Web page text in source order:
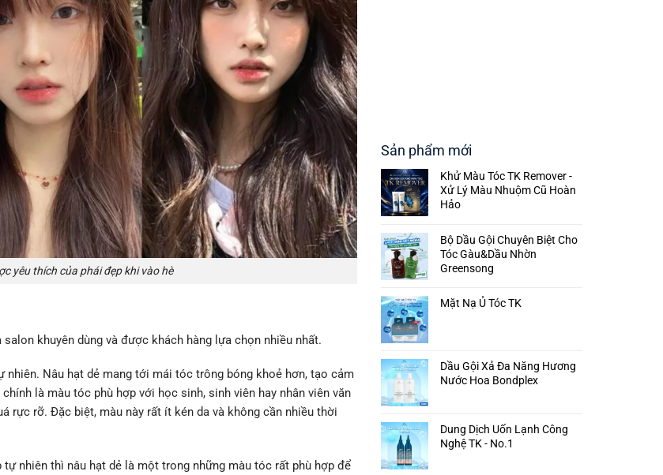
yêu thích của phái đẹp khi vào hè
khuyên dùng và được khách hàng lựa chọn nhiều nhất.
Nâu hạt dẻ mang tới mái tóc trông bóng khoẻ hơn, tạo cảm
là màu tóc phù hợp với học sinh, sinh viên hay nhân viên văn
rực rỡ. Đặc biệt, màu này rất ít kén da và không cần nhiều thời
nhiên thì nâu hạt dẻ là một trong những màu tóc rất phù hợp để
Sản phẩm mới
Khử Màu Tóc TK Remover -
Xử Lý Màu Nhuộm Cũ Hoàn
Hảo
Bộ Dầu Gội Chuyên Biệt Cho
Tóc Gàu&Dầu Nhờn
Greensong
Mặt Nạ Ủ Tóc TK
Dầu Gội Xả Đa Năng Hương
Nước Hoa Bondplex
Dung Dịch Uốn Lạnh Công
Nghệ TK - No.1